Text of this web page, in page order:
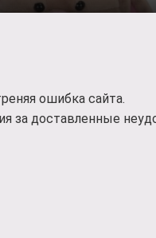
ошибка сайта.
за доставленные